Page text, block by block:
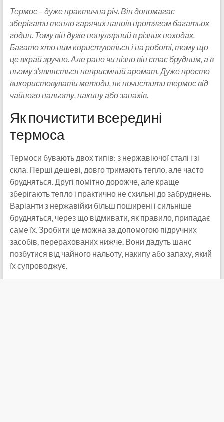
Термос – дуже практична річ. Він допомагає
зберігати тепло гарячих напоїв протягом багатьох
годин. Тому він дуже популярний в різних походах.
Багато хто ним користуються і на роботі, тому що
це вкрай зручно. Але рано чи пізно він стає брудним, а в
ньому з’являється неприємний аромат. Дуже просто
використовувати методи, як почистити термос від
чайного нальоту, накипу або запахів.
Як почистити всередині
термоса
Термоси бувають двох типів: з нержавіючої сталі і зі
скла. Перші дешеві, довго тримають тепло, але часто
брудняться. Другі помітно дорожче, але краще
зберігають тепло і практично не схильні до забруднень.
Варіанти з нержавійки більш поширені і сильніше
брудняться, через що відмивати, як правило, припадає
саме їх. Зробити це можна за допомогою підручних
засобів, перерахованих нижче. Вони дадуть шанс
позбутися від чайного нальоту, накипу або запаху, який
їх супроводжує.